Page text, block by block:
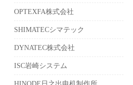
OPTEXFA株式会社
SHIMATECシマテック
DYNATEC株式会社
ISC岩崎システム